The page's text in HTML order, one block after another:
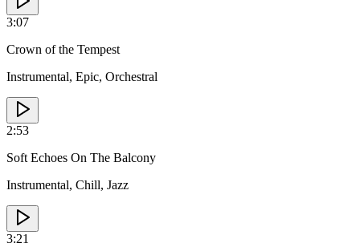
3:07
Crown of the Tempest
Instrumental, Epic, Orchestral
2:53
Soft Echoes On The Balcony
Instrumental, Chill, Jazz
3:21